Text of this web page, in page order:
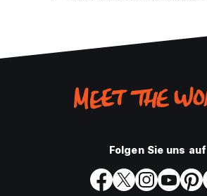
Folgen Sie uns auf